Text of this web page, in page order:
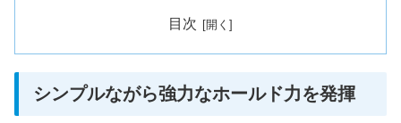
目次
シンプルながら強力なホールド力を発揮